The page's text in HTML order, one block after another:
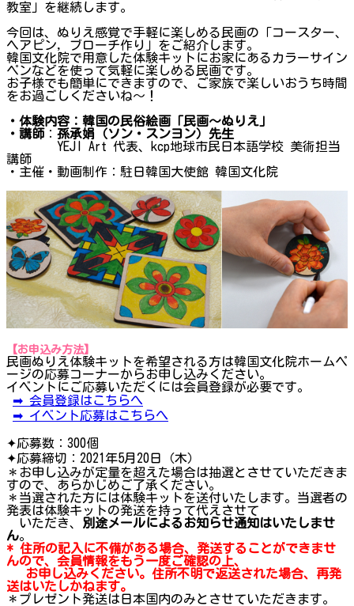
教室」を継続します。
今回は、ぬりえ感覚で手軽に楽しめる民画の「コースター、
ヘアピン, ブローチ作り」をご紹介します。
韓国文化院で用意した体験キットにお家にあるカラーサイン
ペンなどを使って気軽に楽しめる民画です。
お子様でも簡単にできますので、ご家族で楽しいおうち時間
をお過ごしくださいね～！
・体験内容：韓国の民俗絵画「民画～ぬりえ」
・講師 ： 孫承娟（ソン・スンヨン）先生
YEJI Art 代表、kcp地球市民日本語学校 美術担当
講師
・主催・動画制作：駐日韓国大使館 韓国文化院
【お申込み方法】
民画ぬりえ体験キットを希望される方は韓国文化院ホームペ
ージの応募コーナーからお申し込みください。
イベントにご応募いただくには会員登録が必要です。
➡ 会員登録はこちらへ
➡ イベント応募はこちらへ
✦応募数：300個
✦応募締切：2021年5月20日（木）
＊お申し込みが定量を超えた場合は抽選とさせていただきま
すので、あらかじめご了承ください。
＊当選された方には体験キットを送付いたします。当選者の
発表は体験キットの発送を持って代えさせて
いただき、 別途メールによるお知らせ通知はいたしませ
ん。
* 住所の記入に不備がある場合、発送することができませ
んので、会員情報をもう一度ご確認の上、
お申し込みください。住所不明で返送された場合、再発
送はいたしかねます。
＊プレゼント発送は日本国内のみとさせていただきます。